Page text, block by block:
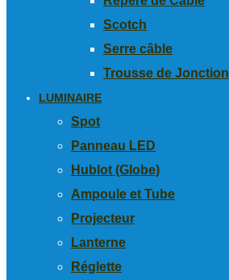
Scotch
Serre câble
Trousse de Jonction
LUMINAIRE
Spot
Panneau LED
Hublot (Globe)
Ampoule et Tube
Projecteur
Lanterne
Réglette